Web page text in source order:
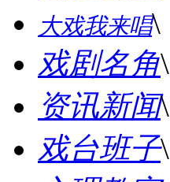
大戏我来唱\
戏剧名角\
资讯新闻\
戏台班子\